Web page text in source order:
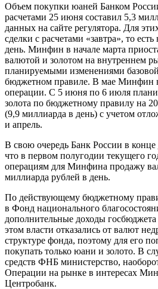
Объем покупки юаней Банком
расчетами 25 июня составил 5,3
данных на сайте регулятора. Для
сделки с расчетами «завтра», то
день. Минфин в начале марта
валютой и золотом на внутреннем
планируемыми изменениями
бюджетном правиле. В мае Минфин
операции. С 5 июня по 6 июля
золота по бюджетному правилу на
(9,9 миллиарда в день) с учетом
и апрель.
В свою очередь Банк России в конце
что в первом полугодии текущего
операциям для Минфина продажу
миллиарда рублей в день.
По действующему бюджетному
в Фонд национального
дополнительные доходы
этом власти отказались от валют
структуре фонда, поэтому для его
покупать только юани и золото. В
средств ФНБ министерство,
Операции на рынке в интересах
Центробанк.